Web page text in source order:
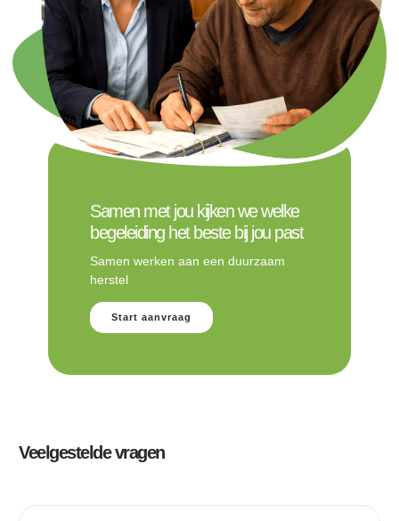
Samen met jou kijken we welke
begeleiding het beste bij jou past
Samen werken aan een duurzaam
herstel
Start aanvraag
Veelgestelde vragen